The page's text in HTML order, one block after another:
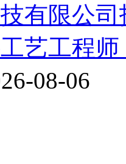
有限公
艺工程
08-06